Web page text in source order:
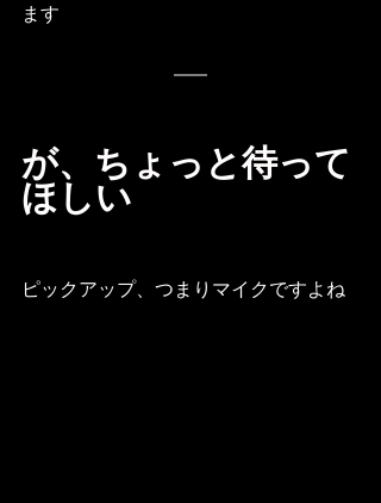
ます
が、ちょっと待って
ほしい
ピックアップ、つまりマイクですよね